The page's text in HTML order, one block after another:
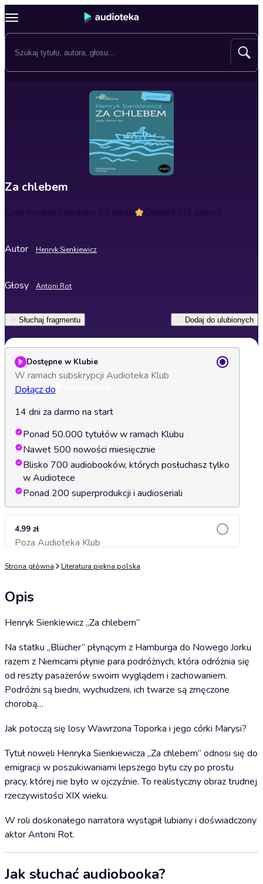
Za chlebem
Czas trwania2 godziny 39 minut Ocena4.7(3 oceny)
Autor Henryk Sienkiewicz
Głosy Antoni Rot
Słuchaj fragmentu Dodaj do ulubionych
Dostępne w Klubie
W ramach subskrypcji Audioteka Klub
Dołącz do
14 dni za darmo na start
Ponad 50.000 tytułów w ramach Klubu
Nawet 500 nowości miesięcznie
Blisko 700 audiobooków, których posłuchasz tylko
w Audiotece
Ponad 200 superprodukcji i audioseriali
4,99 zł
Poza Audioteka KlubDodaj do koszyka
Strona główna Literatura piękna polska
Opis
Henryk Sienkiewicz „Za chlebem”
Na statku „Blücher” płynącym z Hamburga do Nowego Jorku
razem z Niemcami płynie para podróżnych, która odróżnia się
od reszty pasażerów swoim wyglądem i zachowaniem.
Podróżni są biedni, wychudzeni, ich twarze są zmęczone
chorobą…
Jak potoczą się losy Wawrzona Toporka i jego córki Marysi?
Tytuł noweli Henryka Sienkiewicza „Za chlebem” odnosi się do
emigracji w poszukiwaniami lepszego bytu czy po prostu
pracy, której nie było w ojczyźnie. To realistyczny obraz trudnej
rzeczywistości XIX wieku.
W roli doskonałego narratora wystąpił lubiany i doświadczony
aktor Antoni Rot.
Jak słuchać audiobooka?